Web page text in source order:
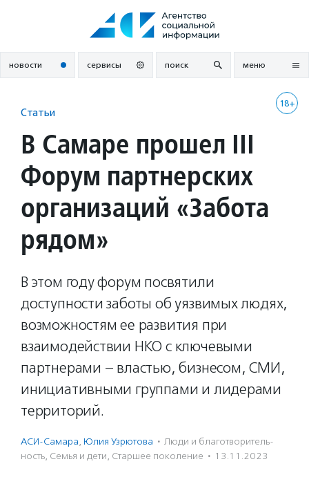
новости сервисы поиск меню
18+
Статьи
В Самаре прошел III
Форум партнерских
организаций «Забота
рядом»
В этом году форум посвятили
доступности заботы об уязвимых людях,
возможностям ее развития при
взаимодействии НКО с ключевыми
партнерами – властью, бизнесом, СМИ,
инициативными группами и лидерами
территорий.
АСИ-Самара, Юлия Узрютова · Люди и благотвори­тель­
ность, Семья и дети, Старшее поколение · 13.11.2023